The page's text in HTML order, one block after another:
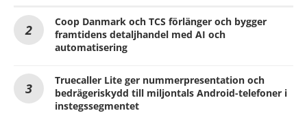
Coop Danmark och TCS förlänger och bygger
framtidens detaljhandel med AI och
automatisering
Truecaller Lite ger nummerpresentation och
bedrägeriskydd till miljontals Android-telefoner i
instegssegmentet